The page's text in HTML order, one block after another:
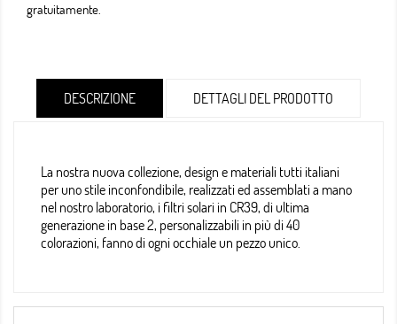
gratuitamente.
DESCRIZIONE DETTAGLI DEL PRODOTTO
La nostra nuova collezione, design e materiali tutti italiani
per uno stile inconfondibile, realizzati ed assemblati a mano
nel nostro laboratorio, i filtri solari in CR39, di ultima
generazione in base 2, personalizzabili in più di 40
colorazioni, fanno di ogni occhiale un pezzo unico.